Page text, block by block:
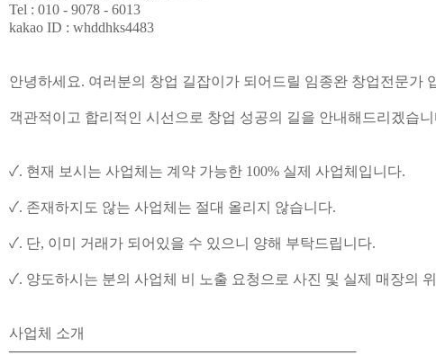
Tel : 010 - 9078 - 6013
kakao ID : whddhks4483
안녕하세요. 여러분의 창업 길잡이가 되어드릴 임종완 창업전문가
객관적이고 합리적인 시선으로 창업 성공의 길을 안내해드리겠습니
✓. 현재 보시는 사업체는 계약 가능한 100% 실제 사업체입니다.
✓. 존재하지도 않는 사업체는 절대 올리지 않습니다.
✓. 단, 이미 거래가 되어있을 수 있으니 양해 부탁드립니다.
✓. 양도하시는 분의 사업체 비 노출 요청으로 사진 및 실제 매장의
사업체 소개
───────────────────────────────────